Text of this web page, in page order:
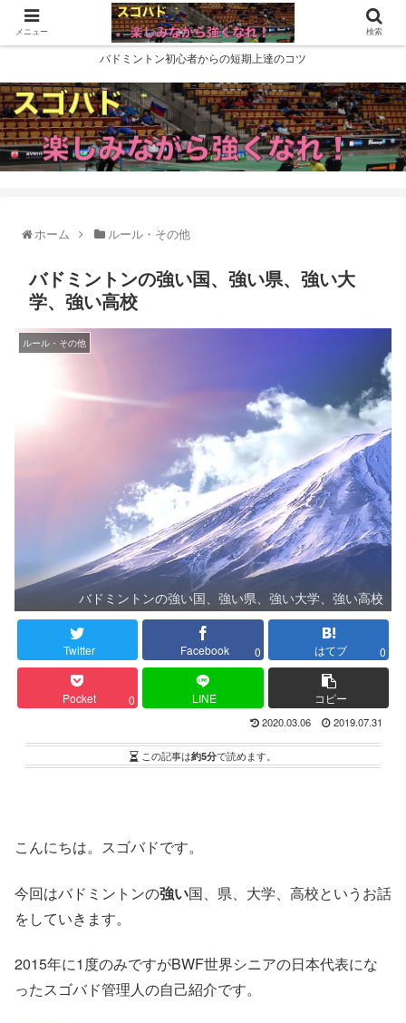
バドミントン初心者からの短期上達のコツ
ホーム ルール・その他
バドミントンの強い国、強い県、強い大
学、強い高校
ルール・その他
バドミントンの強い国、強い県、強い大学、強い高校
Twitter Facebook 0 はてブ 0
Pocket 0 LINE コピー
2020.03.06 2019.07.31
この記事は約5分で読めます。
こんにちは。スゴバドです。
今回はバドミントンの強い国、県、大学、高校というお話
をしていきます。
2015年に1度のみですがBWF世界シニアの日本代表にな
ったスゴバド管理人の自己紹介です。
メニュー 検索